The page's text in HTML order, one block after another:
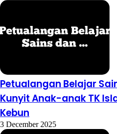
Petualangan Belajar
Kunyit Anak-anak TK
Kebun
3 December 2025